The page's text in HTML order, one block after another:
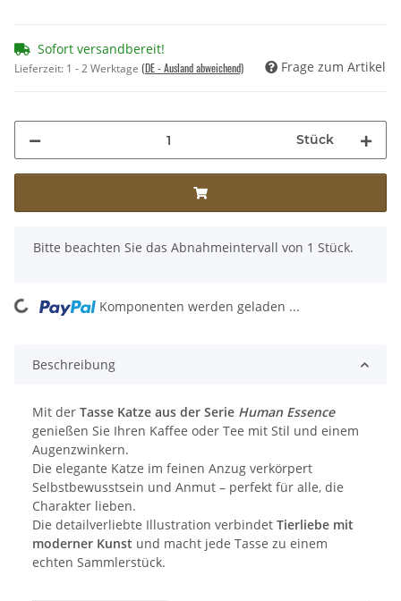
Sofort versandbereit!
Lieferzeit: 1 - 2 Werktage (DE - Ausland abweichend) Frage zum Artikel
Stück
x
Bitte beachten Sie das Abnahmeintervall von 1 Stück.
Komponenten werden geladen ...
Beschreibung
Mit der Tasse Katze aus der Serie Human Essence
genießen Sie Ihren Kaffee oder Tee mit Stil und einem
Augenzwinkern.
Die elegante Katze im feinen Anzug verkörpert
Selbstbewusstsein und Anmut – perfekt für alle, die
Charakter lieben.
Die detailverliebte Illustration verbindet Tierliebe mit
moderner Kunst und macht jede Tasse zu einem
echten Sammlerstück.